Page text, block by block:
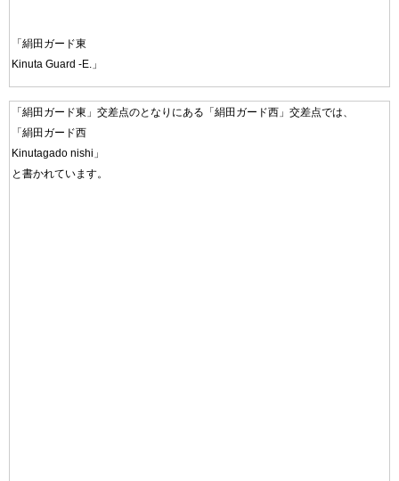
「絹田ガード東
Kinuta Guard -E.」
「絹田ガード東」交差点のとなりにある「絹田ガード西」交差点では、
「絹田ガード西
Kinutagado nishi」
と書かれています。